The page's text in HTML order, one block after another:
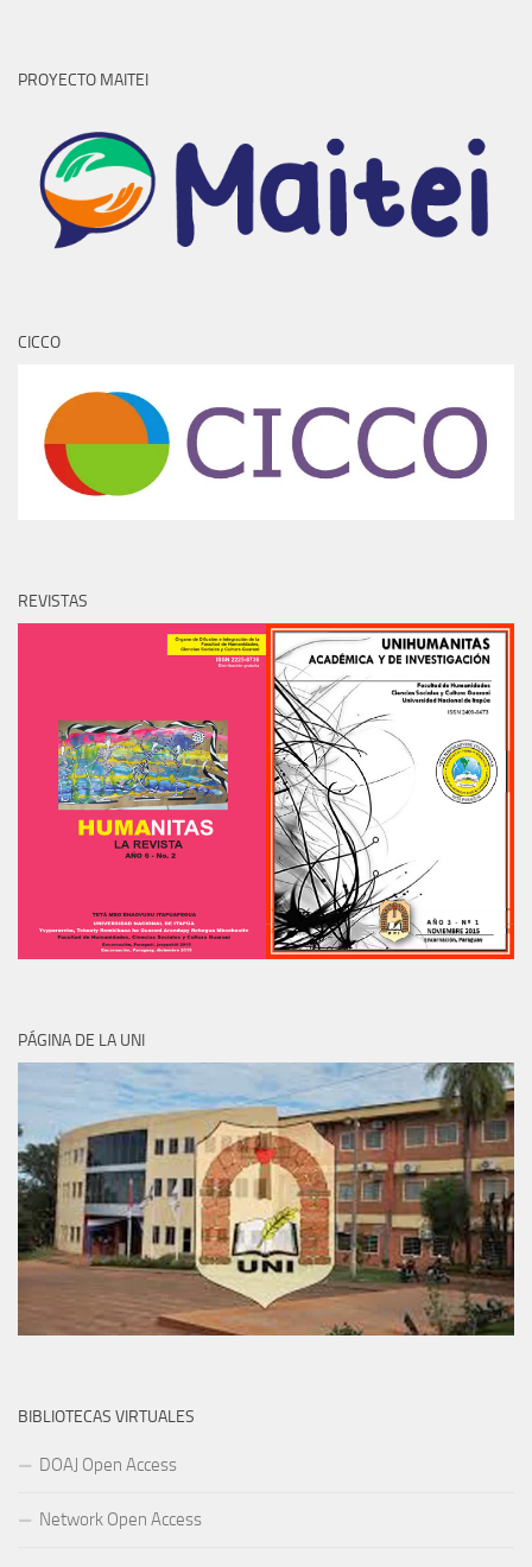
PROYECTO MAITEI
CICCO
REVISTAS
PÁGINA DE LA UNI
BIBLIOTECAS VIRTUALES
DOAJ Open Access
Network Open Access